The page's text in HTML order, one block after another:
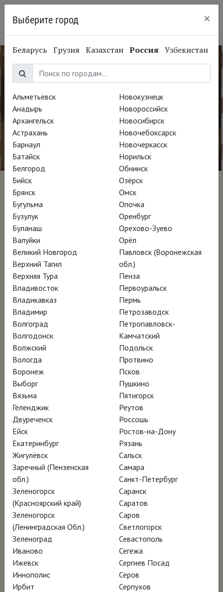
Удивительный мир
Иеронима Босха
Режиссёр Дэвид Бикерстафф
Более 500 лет назад, в 1516 году, в
Бургундском герцогстве скончался
Иероним Босх – художник, который связал
своим творчеством Средневековье и
Новое время и так и остался загадкой для
искусствоведов. В юбилейном для Босха
2016 году его произведения вернулись в
родной город живописца Хертогенбос в
Северном Брабанте ради одной из главных
выставок-блокбастеров года — «Иероним
Босх. Видения гения». За три месяца музей
Северного Брабанта посетили без малого
500 тысяч человек, а куратор выставки
Шарль де Моой справедливо заметил, что
вряд ли сам Босх видел такое количество
собственных шедевров, собранных вместе:
из 24 сохранившихся живописных
произведений Босха на выставке оказались
17, из 20 рисунков – 19.
8 лет – столько понадобилось кураторам
выставки «Иероним Босх. Видения гения»,
Выберите город ×
Беларусь Грузия Казахстан Россия Узбекистан
Альметьевск
Анадырь
Архангельск
Астрахань
Барнаул
Батайск
Белгород
Бийск
Брянск
Бугульма
Бузулук
Буланаш
Валуйки
Великий Новгород
Верхний Тагил
Верхняя Тура
Владивосток
Владикавказ
Владимир
Волгоград
Волгодонск
Волжский
Вологда
Воронеж
Выборг
Вязьма
Геленджик
Двуреченск
Ейск
Екатеринбург
Жигулёвск
Заречный (Пензенская
обл.)
Зеленогорск
(Красноярский край)
Зеленогорск
(Ленинградская Обл.)
Зеленоград
Иваново
Ижевск
Иннополис
Ирбит
Новокузнецк
Новороссийск
Новосибирск
Новочебоксарск
Новочеркасск
Норильск
Обнинск
Озёрск
Омск
Опочка
Оренбург
Орехово-Зуево
Орёл
Павловск (Воронежская
обл.)
Пенза
Первоуральск
Пермь
Петрозаводск
Петропавловск-
Камчатский
Подольск
Протвино
Псков
Пушкино
Пятигорск
Реутов
Россошь
Ростов-на-Дону
Рязань
Сальск
Самара
Санкт-Петербург
Саранск
Саратов
Саров
Светлогорск
Севастополь
Сегежа
Сергиев Посад
Серов
Серпухов